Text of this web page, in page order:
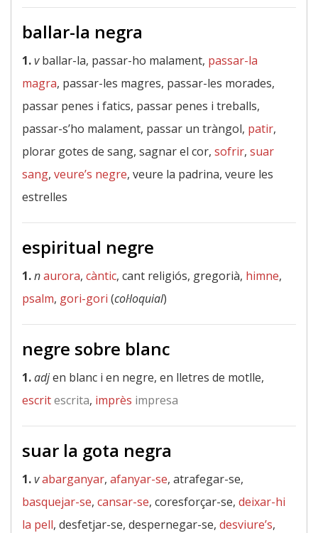
ballar-la negra
1.vballar-la, passar-ho malament, passar-la
magra, passar-les magres, passar-les morades,
passar penes i fatics, passar penes i treballs,
passar-s’ho malament, passar un tràngol, patir,
plorar gotes de sang, sagnar el cor, sofrir, suar
sang, veure’s negre, veure la padrina, veure les
estrelles
espiritual negre
1.naurora, càntic, cant religiós, gregorià, himne,
psalm, gori-gori (col·loquial)
negre sobre blanc
1.adjen blanc i en negre, en lletres de motlle,
escritescrita, imprès impresa
suar la gota negra
1.vabarganyar, afanyar-se, atrafegar-se,
basquejar-se, cansar-se, coresforçar-se, deixar-hi
la pell, desfetjar-se, despernegar-se, desviure’s,